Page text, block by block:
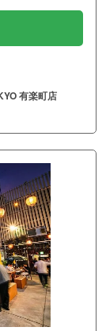
有楽町店